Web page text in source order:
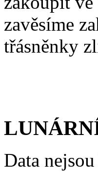
zavěsíme
třásněnky
Data